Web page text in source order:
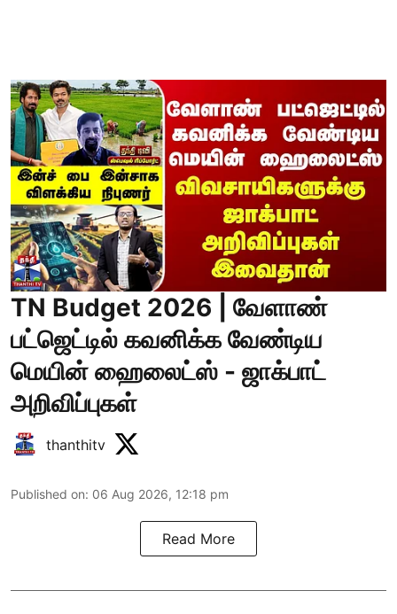
TN Budget 2026 | வேளாண்
பட்ஜெட்டில் கவனிக்க வேண்டிய
மெயின் ஹைலைட்ஸ் - ஜாக்பாட்
அறிவிப்புகள்
thanthitv
Published on: 06 Aug 2026, 12:18 pm
Read More